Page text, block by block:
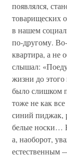
появлялся,
товарищеских
в нашем
по-другому.
квартира, а не
слышал:
жизни до этого
было слишком
тоже не как
синий пиджак,
белые носки…
а, наоборот,
естественным